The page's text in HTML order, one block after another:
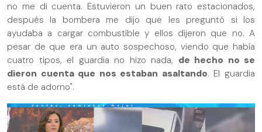
no me di cuenta. Estuvieron un buen rato estacionados,
después la bombera me dijo que les preguntó si los
ayudaba a cargar combustible y ellos dijeron que no. A
pesar de que era un auto sospechoso, viendo que había
cuatro tipos, el guardia no hizo nada, de hecho no se
dieron cuenta que nos estaban asaltando. El guardia
está de adorno".